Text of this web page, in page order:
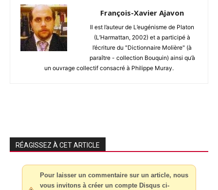
François-Xavier Ajavon
Il est l’auteur de L’eugénisme de Platon
(L’Harmattan, 2002) et a participé à
l’écriture du "Dictionnaire Molière" (à
paraître - collection Bouquin) ainsi qu’à
un ouvrage collectif consacré à Philippe Muray.
RÉAGISSEZ À CET ARTICLE
Pour laisser un commentaire sur un article, nous
vous invitons à créer un compte Disqus ci-